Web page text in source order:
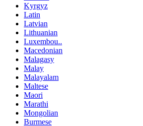
Kyrgyz
Latin
Latvian
Lithuanian
Luxembou..
Macedonian
Malagasy
Malay
Malayalam
Maltese
Maori
Marathi
Mongolian
Burmese